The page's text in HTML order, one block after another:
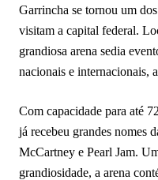
Garrincha se tornou um
visitam a capital federal.
grandiosa arena sedia
nacionais e internacionais,
Com capacidade para até
já recebeu grandes nomes
McCartney e Pearl Jam.
grandiosidade, a arena